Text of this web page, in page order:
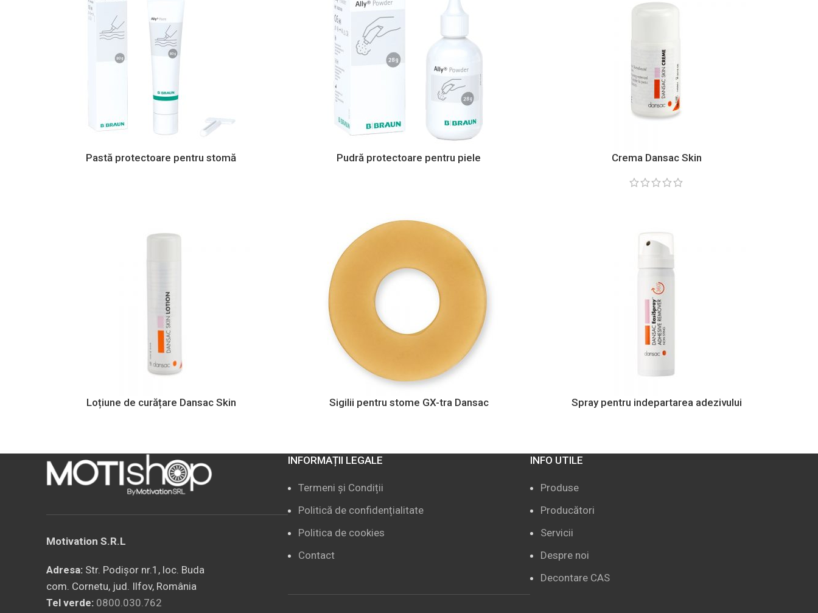
Pastă protectoare pentru stomă Pudră protectoare pentru piele Crema Dansac Skin
Loțiune de curățare Dansac Skin Sigilii pentru stome GX-tra Dansac Spray pentru indepartarea adezivului
Motivation S.R.L
Adresa: Str. Podișor nr.1, loc. Buda
com. Cornetu, jud. Ilfov, România
Tel verde: 0800.030.762
INFORMAȚII LEGALE
Termeni și Condiții
Politică de confidențialitate
Politica de cookies
Contact
INFO UTILE
Produse
Producători
Servicii
Despre noi
Decontare CAS